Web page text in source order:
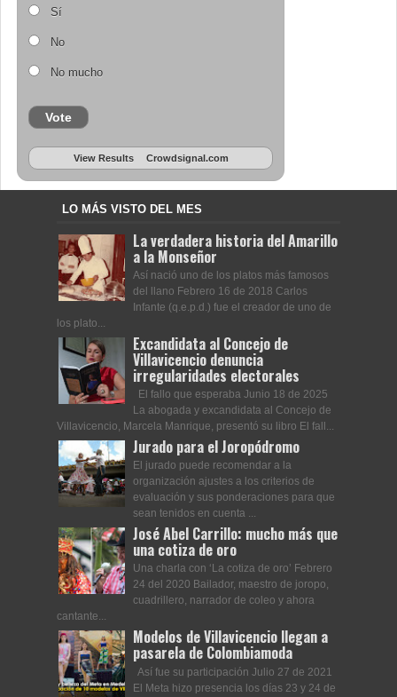
Sí
No
No mucho
Vote
View Results Crowdsignal.com
LO MÁS VISTO DEL MES
La verdadera historia del Amarillo
a la Monseñor
Así nació uno de los platos más famosos
del llano Febrero 16 de 2018 Carlos
Infante (q.e.p.d.) fue el creador de uno de
los plato...
Excandidata al Concejo de
Villavicencio denuncia
irregularidades electorales
El fallo que esperaba Junio 18 de 2025
La abogada y excandidata al Concejo de
Villavicencio, Marcela Manrique, presentó su libro El fall...
Jurado para el Joropódromo
El jurado puede recomendar a la
organización ajustes a los criterios de
evaluación y sus ponderaciones para que
sean tenidos en cuenta ...
José Abel Carrillo: mucho más que
una cotiza de oro
Una charla con ‘La cotiza de oro’ Febrero
24 del 2020 Bailador, maestro de joropo,
cuadrillero, narrador de coleo y ahora
cantante...
Modelos de Villavicencio llegan a
pasarela de Colombiamoda
Así fue su participación Julio 27 de 2021
El Meta hizo presencia los días 23 y 24 de